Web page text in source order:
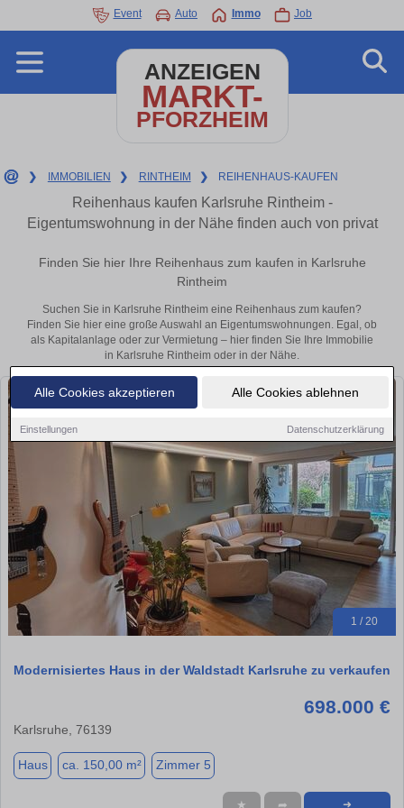
Alle Cookies akzeptieren Alle Cookies ablehnen
Einstellungen Datenschutzerklärung
Event Auto Immo Job
ANZEIGEN
MARKT-
PFORZHEIM
❯ IMMOBILIEN ❯ RINTHEIM ❯ REIHENHAUS-KAUFEN
Reihenhaus kaufen Karlsruhe Rintheim -
Eigentumswohnung in der Nähe finden auch von privat
Finden Sie hier Ihre Reihenhaus zum kaufen in Karlsruhe
Rintheim
Suchen Sie in Karlsruhe Rintheim eine Reihenhaus zum kaufen?
Finden Sie hier eine große Auswahl an Eigentumswohnungen. Egal, ob
als Kapitalanlage oder zur Vermietung – hier finden Sie Ihre Immobilie
in Karlsruhe Rintheim oder in der Nähe.
1 / 20
Modernisiertes Haus in der Waldstadt Karlsruhe zu verkaufen
698.000 €
Karlsruhe, 76139
Haus ca. 150,00 m² Zimmer 5
★ ➦ ➜